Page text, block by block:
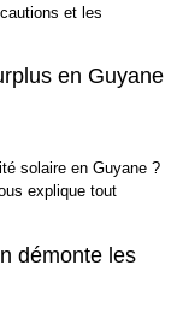
et les
en Guyane
solaire en Guyane ?
explique tout
démonte les